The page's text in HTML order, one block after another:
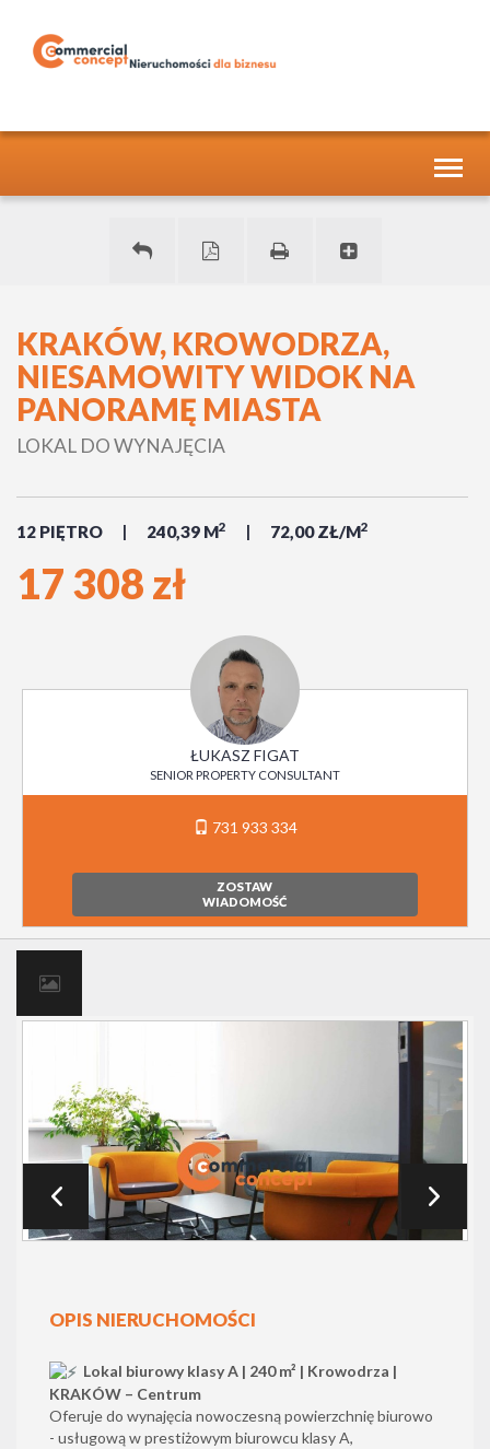
KRAKÓW, KROWODRZA,
NIESAMOWITY WIDOK NA
PANORAMĘ MIASTA
LOKAL DO WYNAJĘCIA
12 PIĘTRO 240,39 M2 72,00 ZŁ/M2
17 308 zł
ŁUKASZ FIGAT
SENIOR PROPERTY CONSULTANT
731 933 334
ZOSTAW
WIADOMOŚĆ
OPIS NIERUCHOMOŚCI
Lokal biurowy klasy A | 240 m² | Krowodrza |
KRAKÓW – Centrum
Oferuje do wynajęcia nowoczesną powierzchnię biurowo
- usługową w prestiżowym biurowcu klasy A,